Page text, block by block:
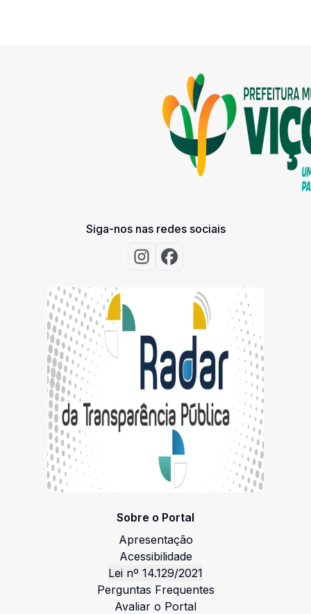
Siga-nos nas redes sociais
Acessar Instagram
Acessar Facebook
Sobre o Portal
Apresentação
Acessibilidade
Lei nº 14.129/2021
Perguntas Frequentes
Avaliar o Portal